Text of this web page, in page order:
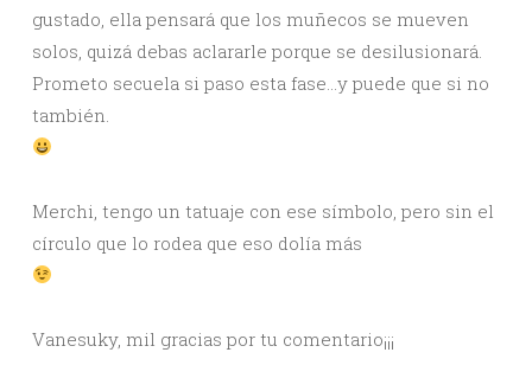
gustado, ella pensará que los muñecos se mueven
solos, quizá debas aclararle porque se desilusionará.
Prometo secuela si paso esta fase…y puede que si no
también.
Merchi, tengo un tatuaje con ese símbolo, pero sin el
círculo que lo rodea que eso dolía más
Vanesuky, mil gracias por tu comentario¡¡¡